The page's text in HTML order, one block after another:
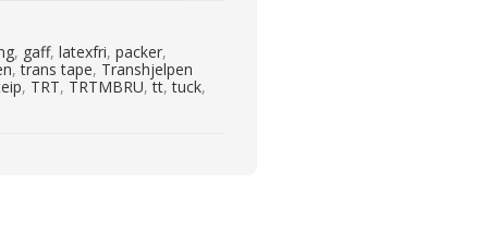
, gaff,latexfri,packer,
,trans tape, Transhjelpen
, TRT, TRTMBRU,tt,tuck,